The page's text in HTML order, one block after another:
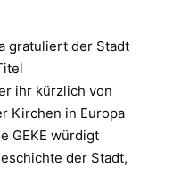
gratuliert der Stadt
ihr kürzlich von
Kirchen in Europa
GEKE würdigt
der Stadt,